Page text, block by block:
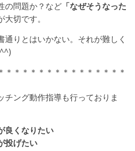
の問題か？など 「なぜそうなった
切です。
通りとはいかない。それが難しく
＊＊＊＊＊＊＊＊＊＊＊＊＊＊＊
チング動作指導も行っておりま
良くなりたい
投げたい